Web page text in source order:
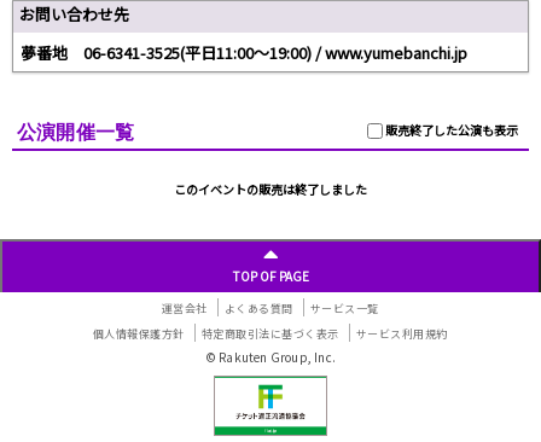
お問い合わせ先
夢番地 06-6341-3525(平日11:00～19:00) / www.yumebanchi.jp
販売終了した公演も表示
公演開催一覧
このイベントの販売は終了しました
TOP OF PAGE
運営会社 よくある質問
サービス一覧
個人情報保護方針
特定商取引法に基づく表示 サービス利用規約
© Rakuten Group, Inc.